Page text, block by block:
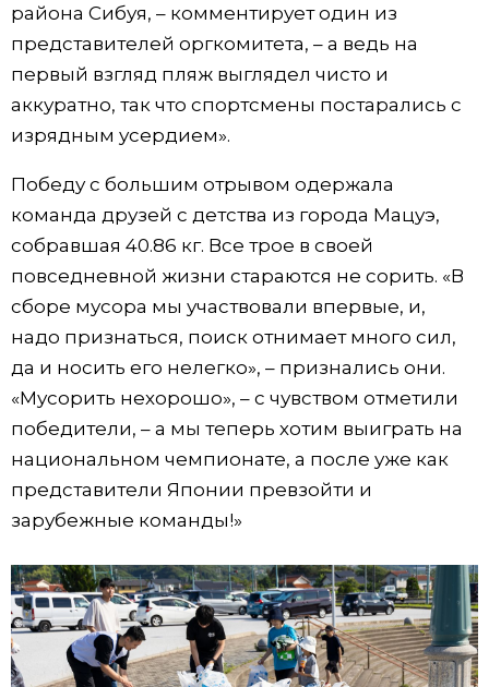
района Сибуя, – комментирует один из
представителей оргкомитета, – а ведь на
первый взгляд пляж выглядел чисто и
аккуратно, так что спортсмены постарались с
изрядным усердием».
Победу с большим отрывом одержала
команда друзей с детства из города Мацуэ,
собравшая 40.86 кг. Все трое в своей
повседневной жизни стараются не сорить. «В
сборе мусора мы участвовали впервые, и,
надо признаться, поиск отнимает много сил,
да и носить его нелегко», – признались они.
«Мусорить нехорошо», – с чувством отметили
победители, – а мы теперь хотим выиграть на
национальном чемпионате, а после уже как
представители Японии превзойти и
зарубежные команды!»